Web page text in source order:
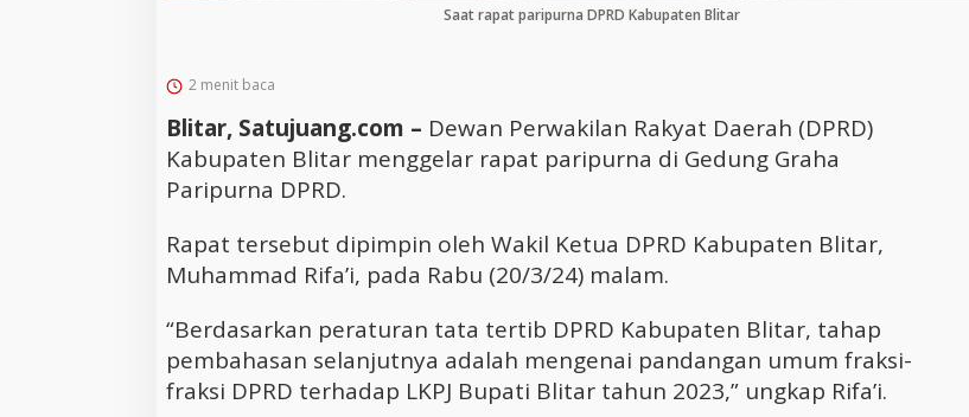
Saat rapat paripurna DPRD Kabupaten Blitar
2 menit baca
Blitar, Satujuang.com – Dewan Perwakilan Rakyat Daerah (DPRD)
Kabupaten Blitar menggelar rapat paripurna di Gedung Graha
Paripurna DPRD.
Rapat tersebut dipimpin oleh Wakil Ketua DPRD Kabupaten Blitar,
Muhammad Rifa’i, pada Rabu (20/3/24) malam.
“Berdasarkan peraturan tata tertib DPRD Kabupaten Blitar, tahap
pembahasan selanjutnya adalah mengenai pandangan umum fraksi-
fraksi DPRD terhadap LKPJ Bupati Blitar tahun 2023,” ungkap Rifa’i.